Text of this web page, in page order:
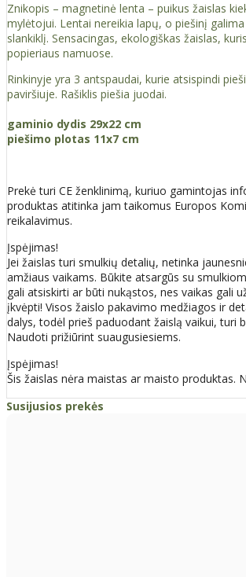
Znikopis – magnetinė lenta – puikus žaislas
mylėtojui. Lentai nereikia lapų, o piešinį
slankiklį. Sensacingas, ekologiškas žaislas,
popieriaus namuose.
Rinkinyje yra 3 antspaudai, kurie atsispindi
paviršiuje. Rašiklis piešia juodai.
gaminio dydis 29x22 cm
piešimo plotas 11x7 cm
Prekė turi CE ženklinimą, kuriuo gamintojas
produktas atitinka jam taikomus Europos
reikalavimus.
Įspėjimas!
Jei žaislas turi smulkių detalių, netinka
amžiaus vaikams. Būkite atsargūs su
gali atsiskirti ar būti nukąstos, nes vaikas gali
įkvėpti! Visos žaislо pakavimo medžiagos ir
dalys, todėl prieš paduodant žaislą vaikui, turi
Naudoti prižiūrint suaugusiesiems.
Įspėjimas!
Šis žaislas nėra maistas ar maisto produktas.
Susijusios prekės